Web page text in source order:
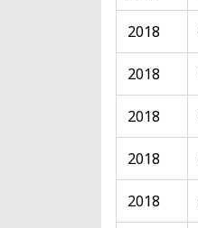
2018
2018
2018
2018
2018